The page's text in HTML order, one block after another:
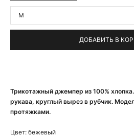
Трикотажный джемпер из 100%
рукава, круглый вырез в рубчик.
протяжками.
Цвет: бежевый
M
ДОБАВИТЬ В